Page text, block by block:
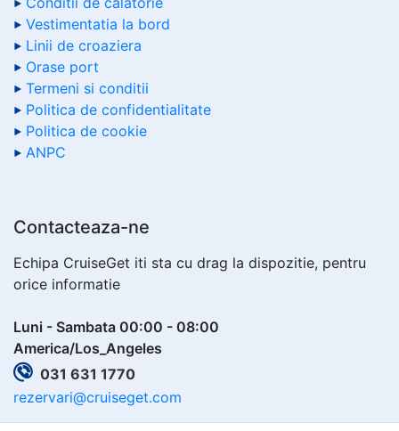
Vestimentatia la bord
Linii de croaziera
Orase port
Termeni si conditii
Politica de confidentialitate
Politica de cookie
ANPC
Contacteaza-ne
Echipa CruiseGet iti sta cu drag la dispozitie, pentru
orice informatie
Luni - Sambata 00:00 - 08:00
America/Los_Angeles
031 631 1770
rezervari@cruiseget.com